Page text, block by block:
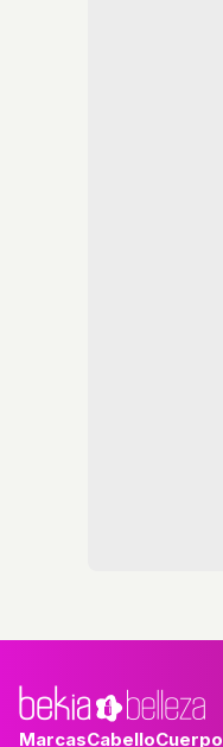
MarcasCabelloCuerpo